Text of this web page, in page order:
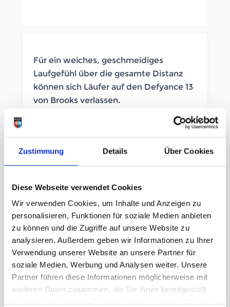
Zustimmung Details Über Cookies
Diese Webseite verwendet Cookies
Wir verwenden Cookies, um Inhalte und Anzeigen zu
personalisieren, Funktionen für soziale Medien anbieten
zu können und die Zugriffe auf unsere Website zu
analysieren. Außerdem geben wir Informationen zu Ihrer
Verwendung unserer Website an unsere Partner für
soziale Medien, Werbung und Analysen weiter. Unsere
Partner führen diese Informationen möglicherweise mit
weiteren Daten zusammen, die Sie ihnen bereitgestellt
Für ein weiches, geschmeidiges
Laufgefühl über die gesamte Distanz
können sich Läufer auf den Defyance 13
von Brooks verlassen.
Artikelnummer LB_3460620063
Geschlecht Damen
Größe
6½ Us 10 Us 12 Us
unser Preis ab:149,95 €
Menge